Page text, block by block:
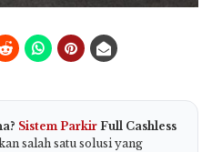
Sistem Parkir Full Cashless
salah satu solusi yang